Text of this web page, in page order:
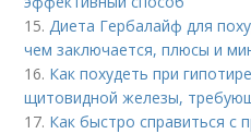
15.Диета Гербалайф для
чем заключается, плюсы и
16. Как похудеть при
щитовидной железы,
17. Как быстро справиться с